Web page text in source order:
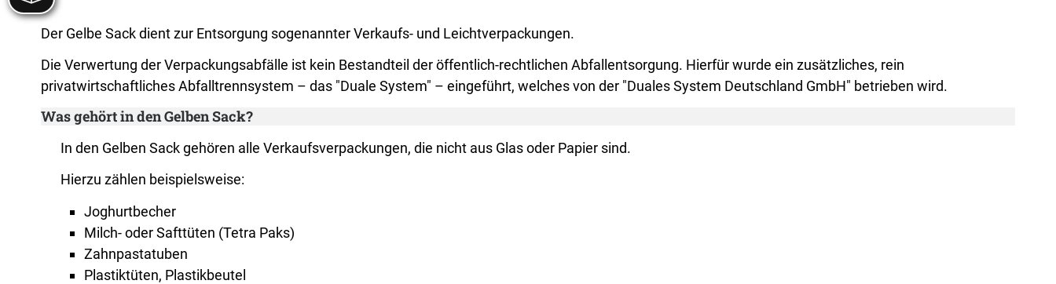
Der Gelbe Sack dient zur Entsorgung sogenannter Verkaufs- und Leichtverpackungen.
Die Verwertung der Verpackungsabfälle ist kein Bestandteil der öffentlich-rechtlichen Abfallentsorgung. Hierfür wurde ein zusätzliches, rein
privatwirtschaftliches Abfalltrennsystem – das "Duale System" – eingeführt, welches von der "Duales System Deutschland GmbH" betrieben wird.
Was gehört in den Gelben Sack?
In den Gelben Sack gehören alle Verkaufsverpackungen, die nicht aus Glas oder Papier sind.
Hierzu zählen beispielsweise:
Joghurtbecher
Milch- oder Safttüten (Tetra Paks)
Zahnpastatuben
Plastiktüten, Plastikbeutel